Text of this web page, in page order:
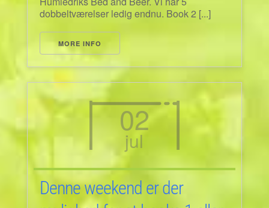
dobbeltværelser ledig endnu. Book 2 [...]
MORE INFO
02
jul
Denne weekend er der